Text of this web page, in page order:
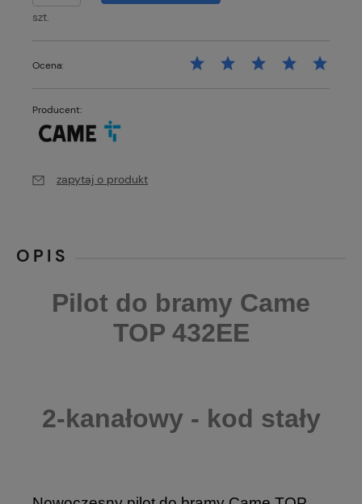
szt.
Ocena:
Producent:
zapytaj o produkt
OPIS
Pilot do bramy Came
TOP 432EE
2-kanałowy - kod stały